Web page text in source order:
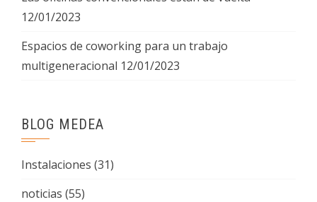
12/01/2023
Espacios de coworking para un trabajo
multigeneracional 12/01/2023
BLOG MEDEA
Instalaciones (31)
noticias (55)